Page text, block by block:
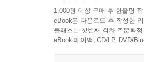
1,000원 이상 구매 후 한줄평 작
eBook은 다운로드 후 작성한
클래스는 첫번째 회차 주문확
eBook 페이백, CD/LP, DVD/